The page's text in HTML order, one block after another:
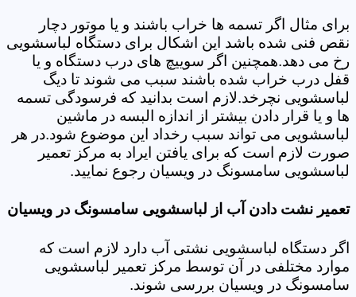
برای مثال اگر تسمه ها خراب باشند و یا موتور دچار
نقص فنی شده باشد این اشکال برای دستگاه لباسشویی
رخ می دهد.همچنین اگر سوییچ های درب دستگاه و یا
قفل درب خراب شده باشند سبب می شوند تا دیگ
لباسشویی نچرخد.لازم است بدانید که فرسودگی تسمه
ها و یا قرار دادن بیشتر از اندازه البسه در ماشین
لباسشویی می تواند سبب رخداد این موضوع شود.در هر
صورت لازم است که برای یافتن ایراد به مرکز تعمیر
لباسشویی سامسونگ در ویسیان رجوع نمایید.
تعمیر نشت دادن آب از لباسشویی سامسونگ در ویسیان
اگر دستگاه لباسشویی نشتی آب دارد لازم است که
موارد مختلفی در آن توسط مرکز تعمیر لباسشویی
سامسونگ در ویسیان بررسی شوند.